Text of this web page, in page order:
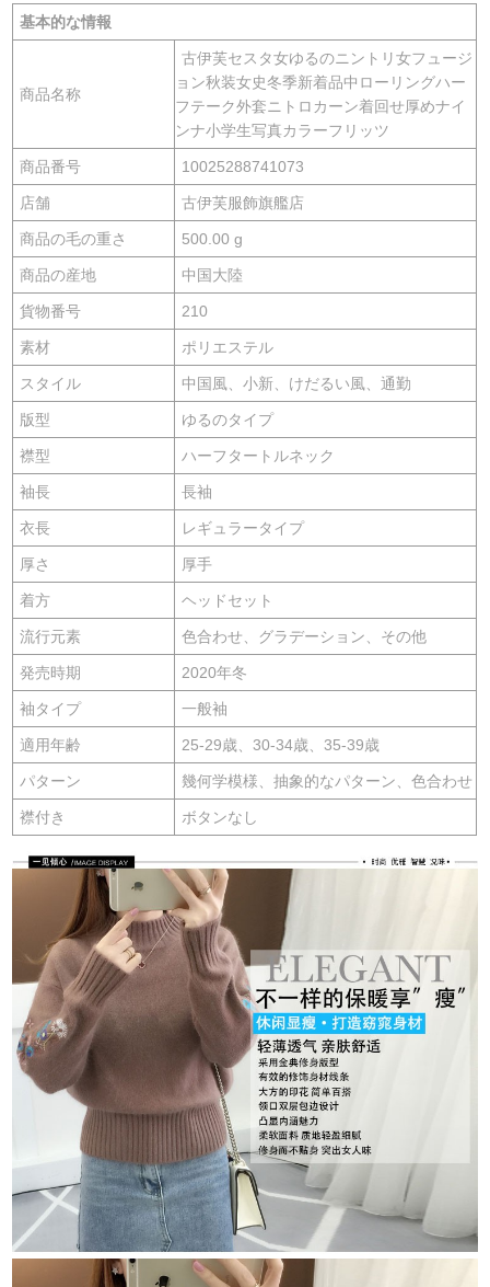
基本的な情報
商品名称
古伊芙セスタ女ゆるのニントリ女フュージ
ョン秋装女史冬季新着品中ローリングハー
フテーク外套ニトロカーン着回せ厚めナイ
ンナ小学生写真カラーフリッツ
商品番号 10025288741073
店舗 古伊芙服飾旗艦店
商品の毛の重さ 500.00 g
商品の産地 中国大陸
貨物番号 210
素材 ポリエステル
スタイル 中国風、小新、けだるい風、通勤
版型 ゆるのタイプ
襟型 ハーフタートルネック
袖長 長袖
衣長 レギュラータイプ
厚さ 厚手
着方 ヘッドセット
流行元素 色合わせ、グラデーション、その他
発売時期 2020年冬
袖タイプ 一般袖
適用年齢 25-29歳、30-34歳、35-39歳
パターン 幾何学模様、抽象的なパターン、色合わせ
襟付き ボタンなし